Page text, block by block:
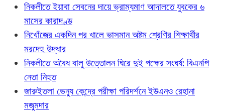
নিকলীতে ইয়াবা সেবনের দায়ে ভ্রাম্যমাণ আদালতে যুবকের ৬
মাসের কারাদণ্ড
নিখোঁজের একদিন পর খালে ভাসমান অষ্টম শ্রেণির শিক্ষার্থীর
মরদেহ উদ্ধার
নিকলীতে অবৈধ বালু উত্তোলন ঘিরে দুই পক্ষের সংঘর্ষ: বিএনপি
নেতা নিহত
জারুইতলা ভেন্যু কেন্দ্রে পরীক্ষা পরিদর্শনে ইউএনও রেহানা
মজুমদার